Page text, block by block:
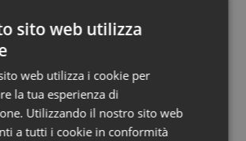
Crohn & Rettocolite Ulcerosa
& patologie neurodegenerative
sanitario: infrastrutture,
GDPR e Risk management
dell'Ipertensione resistente:
Linee Guida alle terapie innovative
sito web utilizza
web utilizza i cookie per
la tua esperienza di
Utilizzando il nostro sito web
a tutti i cookie in conformità